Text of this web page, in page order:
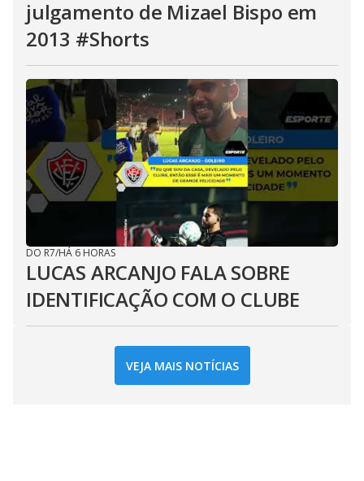
julgamento de Mizael Bispo em
2013 #Shorts
DO R7/HÁ 6 HORAS
LUCAS ARCANJO FALA SOBRE
IDENTIFICAÇÃO COM O CLUBE
VEJA MAIS NOTÍCIAS